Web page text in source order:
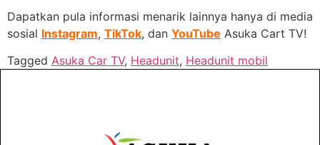
Dapatkan pula informasi menarik lainnya hanya di media
sosial Instagram, TikTok, dan YouTube Asuka Cart TV!
Tagged Asuka Car TV, Headunit, Headunit mobil